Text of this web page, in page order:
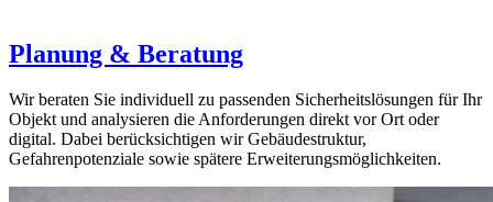
Planung & Beratung
Wir beraten Sie individuell zu passenden Sicherheitslösungen für Ihr
Objekt und analysieren die Anforderungen direkt vor Ort oder
digital. Dabei berücksichtigen wir Gebäudestruktur,
Gefahrenpotenziale sowie spätere Erweiterungsmöglichkeiten.